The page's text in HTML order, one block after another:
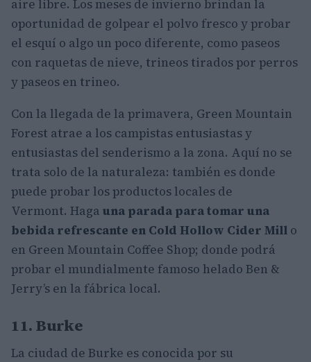
aire libre. Los meses de invierno brindan la
oportunidad de golpear el polvo fresco y probar
el esquí o algo un poco diferente, como paseos
con raquetas de nieve, trineos tirados por perros
y paseos en trineo.
Con la llegada de la primavera, Green Mountain
Forest atrae a los campistas entusiastas y
entusiastas del senderismo a la zona. Aquí no se
trata solo de la naturaleza: también es donde
puede probar los productos locales de
Vermont. Haga una parada para tomar una
bebida refrescante en Cold Hollow Cider Mill o
en Green Mountain Coffee Shop; donde podrá
probar el mundialmente famoso helado Ben &
Jerry’s en la fábrica local.
11. Burke
La ciudad de Burke es conocida por su